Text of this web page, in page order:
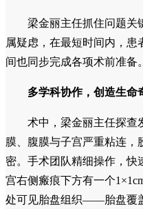
梁金丽主任抓住问题关
属疑虑，在最短时间内，患
间也同步完成各项术前准备。
多学科协作，创造生命
术中，梁金丽主任探查
膜、腹膜与子宫严重粘连，
密。手术团队精细操作，快
宫右侧瘢痕下方有一个
处可见胎盘组织——胎盘覆